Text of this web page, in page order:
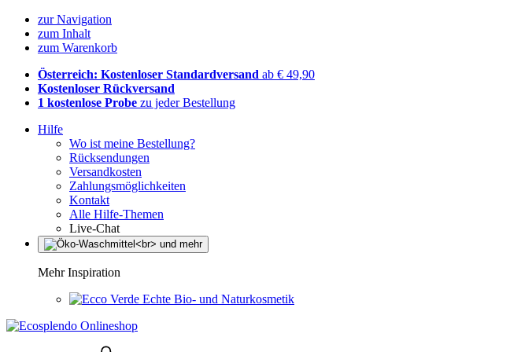
zur Navigation
zum Inhalt
zum Warenkorb
Österreich: Kostenloser Standardversand ab € 49,90
Kostenloser Rückversand
1 kostenlose Probe zu jeder Bestellung
Hilfe
Wo ist meine Bestellung?
Rücksendungen
Versandkosten
Zahlungsmöglichkeiten
Kontakt
Alle Hilfe-Themen
Live-Chat
Mehr Inspiration
Echte Bio- und Naturkosmetik